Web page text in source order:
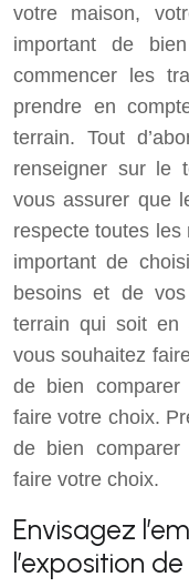
votre maison,
important de
commencer les
prendre en
terrain. Tout
renseigner sur le
vous assurer que
respecte toutes
important de
besoins et de
terrain qui soit en
vous souhaitez
de bien
faire votre choix.
de bien
faire votre choix.
Envisagez
l’exposition